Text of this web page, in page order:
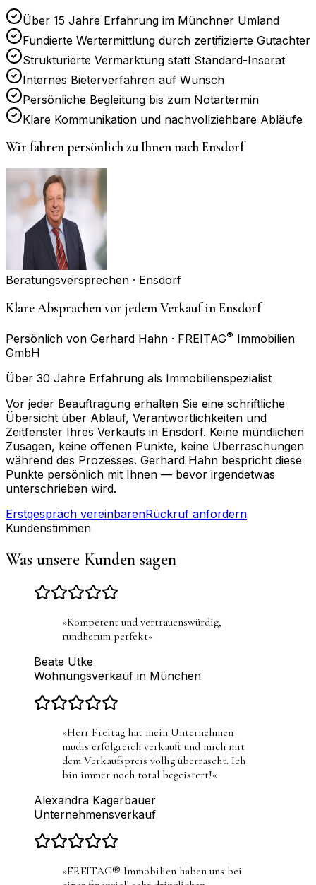
Über 15 Jahre Erfahrung im Münchner Umland
Fundierte Wertermittlung durch zertifizierte Gutachter
Strukturierte Vermarktung statt Standard-Inserat
Internes Bieterverfahren auf Wunsch
Persönliche Begleitung bis zum Notartermin
Klare Kommunikation und nachvollziehbare Abläufe
Wir fahren persönlich zu Ihnen nachEnsdorf
Beratungsversprechen · Ensdorf
Klare Absprachen vor jedem Verkauf in Ensdorf
Persönlich von Gerhard Hahn · FREITAG® Immobilien
GmbH
Über 30 Jahre Erfahrung als Immobilienspezialist
Vor jeder Beauftragung erhalten Sie eine schriftliche
Übersicht über Ablauf, Verantwortlichkeiten und
Zeitfenster Ihres Verkaufs in Ensdorf. Keine mündlichen
Zusagen, keine offenen Punkte, keine Überraschungen
während des Prozesses. Gerhard Hahn bespricht diese
Punkte persönlich mit Ihnen — bevor irgendetwas
unterschrieben wird.
Erstgespräch vereinbarenRückruf anfordern
Kundenstimmen
Was unsere Kunden sagen
»Kompetent und vertrauenswürdig,
rundherum perfekt«
Beate Utke
Wohnungsverkauf in München
»Herr Freitag hat mein Unternehmen
mudis erfolgreich verkauft und mich mit
dem Verkaufspreis völlig überrascht. Ich
bin immer noch total begeistert!«
Alexandra Kagerbauer
Unternehmensverkauf
»FREITAG® Immobilien haben uns bei